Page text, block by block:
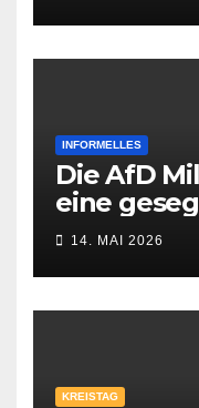
INFORMELLES
Die AfD
eine
14. MAI 2026
KREISTAG